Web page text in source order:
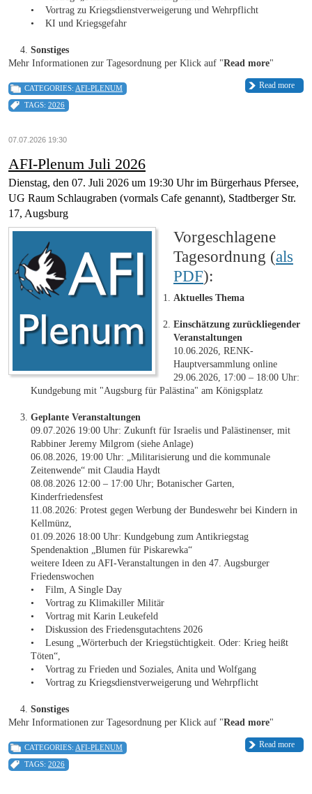
• Vortrag zu Kriegsdienstverweigerung und Wehrpflicht
• KI und Kriegsgefahr
Sonstiges
Mehr Informationen zur Tagesordnung per Klick auf "Read more"
Read more
CATEGORIES: AFI-PLENUM
TAGS: 2026
07.07.2026 19:30
AFI-Plenum Juli 2026
Dienstag, den 07. Juli 2026 um 19:30 Uhr im Bürgerhaus Pfersee,
UG Raum Schlaugraben (vormals Cafe genannt), Stadtberger Str.
17, Augsburg
Vorgeschlagene
Tagesordnung (als
PDF):
Aktuelles Thema
Einschätzung zurückliegender
Veranstaltungen
10.06.2026, RENK-
Hauptversammlung online
29.06.2026, 17:00 – 18:00 Uhr:
Kundgebung mit "Augsburg für Palästina" am Königsplatz
Geplante Veranstaltungen
09.07.2026 19:00 Uhr: Zukunft für Israelis und Palästinenser, mit
Rabbiner Jeremy Milgrom (siehe Anlage)
06.08.2026, 19:00 Uhr: „Militarisierung und die kommunale
Zeitenwende“ mit Claudia Haydt
08.08.2026 12:00 – 17:00 Uhr; Botanischer Garten,
Kinderfriedensfest
11.08.2026: Protest gegen Werbung der Bundeswehr bei Kindern in
Kellmünz,
01.09.2026 18:00 Uhr: Kundgebung zum Antikriegstag
Spendenaktion „Blumen für Piskarewka“
weitere Ideen zu AFI-Veranstaltungen in den 47. Augsburger
Friedenswochen
• Film, A Single Day
• Vortrag zu Klimakiller Militär
• Vortrag mit Karin Leukefeld
• Diskussion des Friedensgutachtens 2026
• Lesung „Wörterbuch der Kriegstüchtigkeit. Oder: Krieg heißt
Töten“,
• Vortrag zu Frieden und Soziales, Anita und Wolfgang
• Vortrag zu Kriegsdienstverweigerung und Wehrpflicht
Sonstiges
Mehr Informationen zur Tagesordnung per Klick auf "Read more"
Read more
CATEGORIES: AFI-PLENUM
TAGS: 2026